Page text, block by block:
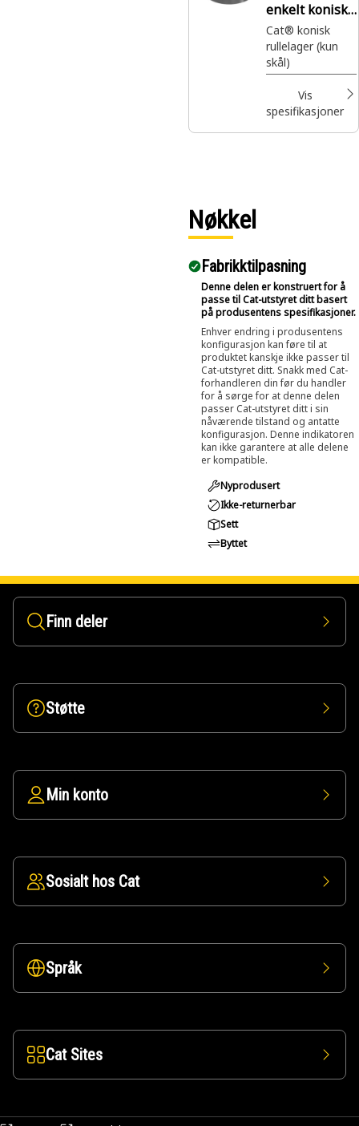
enkelt konisk
lagerkopp
Cat® konisk
rullelager (kun
skål)
Vis
spesifikasjoner
Nøkkel
Fabrikktilpasning
Denne delen er konstruert for å
passe til Cat-utstyret ditt basert
på produsentens spesifikasjoner.
Enhver endring i produsentens
konfigurasjon kan føre til at
produktet kanskje ikke passer til
Cat-utstyret ditt. Snakk med Cat-
forhandleren din før du handler
for å sørge for at denne delen
passer Cat-utstyret ditt i sin
nåværende tilstand og antatte
konfigurasjon. Denne indikatoren
kan ikke garantere at alle delene
er kompatible.
Nyprodusert
Ikke-returnerbar
Sett
Byttet
Finn deler
Støtte
Min konto
Sosialt hos Cat
Språk
Cat Sites